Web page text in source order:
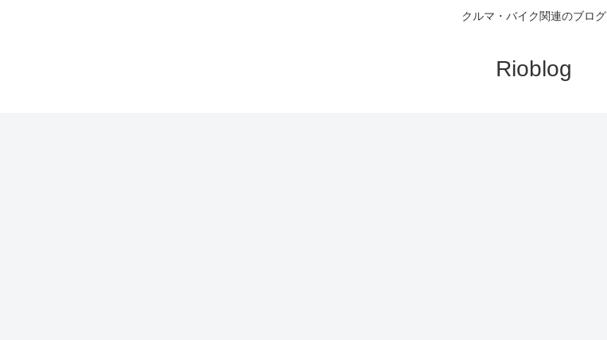
クルマ・バイク関連のブログ
Rioblog